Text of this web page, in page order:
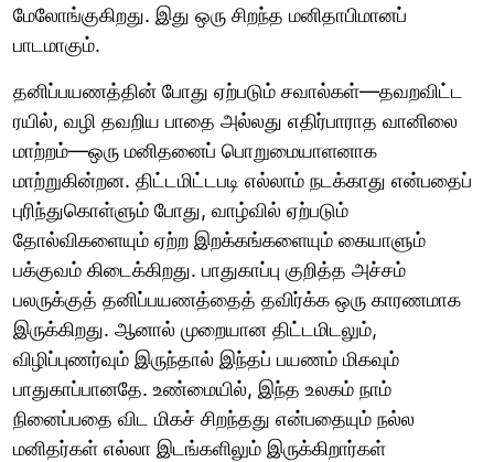
மேலோங்குகிறது. இது ஒரு சிறந்த மனிதாபிமானப்
பாடமாகும்.
தனிப்பயணத்தின் போது ஏற்படும் சவால்கள்—தவறவிட்ட
ரயில், வழி தவறிய பாதை அல்லது எதிர்பாராத வானிலை
மாற்றம்—ஒரு மனிதனைப் பொறுமையாளனாக
மாற்றுகின்றன. திட்டமிட்டபடி எல்லாம் நடக்காது என்பதைப்
புரிந்துகொள்ளும் போது, வாழ்வில் ஏற்படும்
தோல்விகளையும் ஏற்ற இறக்கங்களையும் கையாளும்
பக்குவம் கிடைக்கிறது. பாதுகாப்பு குறித்த அச்சம்
பலருக்குத் தனிப்பயணத்தைத் தவிர்க்க ஒரு காரணமாக
இருக்கிறது. ஆனால் முறையான திட்டமிடலும்,
விழிப்புணர்வும் இருந்தால் இந்தப் பயணம் மிகவும்
பாதுகாப்பானதே. உண்மையில், இந்த உலகம் நாம்
நினைப்பதை விட மிகச் சிறந்தது என்பதையும் நல்ல
மனிதர்கள் எல்லா இடங்களிலும் இருக்கிறார்கள்